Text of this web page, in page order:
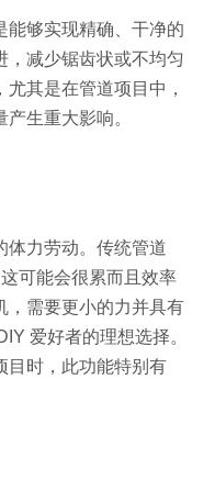
能够实现精确、干净的
，减少锯齿状或不均匀
其是在管道项目中，
生重大影响。
体力劳动。传统管道
可能会很累而且效率
，需要更小的力并具有
爱好者的理想选择。
目时，此功能特别有